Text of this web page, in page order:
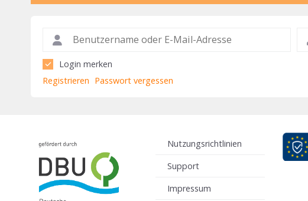
Login merken
Registrieren Passwort vergessen
Nutzungsrichtlinien
Support
Impressum